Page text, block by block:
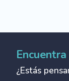
¿Estás